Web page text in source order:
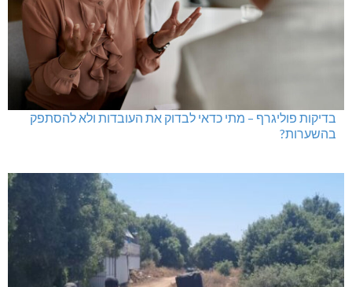
בדיקות פוליגרף במקומות עבודה – לא רק בעקבות גניבה